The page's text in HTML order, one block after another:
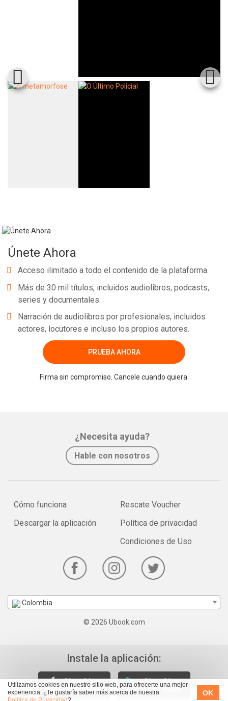
Utilizamos cookies en nuestro sitio web, para ofrecerte una mejor
experiencia. ¿Te gustaría saber más acerca de nuestra
OK
Únete Ahora
Acceso ilimitado a todo el contenido de la plataforma.
Más de 30 mil títulos, incluidos audiolibros, podcasts,
series y documentales.
Narración de audiolibros por profesionales, incluidos
actores, locutores e incluso los propios autores.
PRUEBA AHORA
Firma sin compromiso. Cancele cuando quiera.
¿Necesita ayuda?
Hable con nosotros
Cómo funciona
Descargar la aplicación
Rescate Voucher
Política de privacidad
Condiciones de Uso
Colombia
© 2026 Ubook.com
Instale la aplicación: